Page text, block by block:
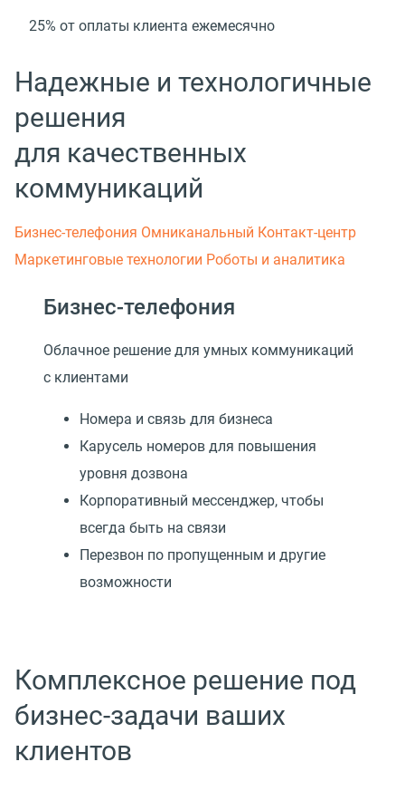
25% от оплаты клиента ежемесячно
Надежные и технологичные
решения
для качественных
коммуникаций
Бизнес-телефония Омниканальный Контакт-центр
Маркетинговые технологии Роботы и аналитика
Бизнес-телефония
Облачное решение для умных коммуникаций
с клиентами
Номера и связь для бизнеса
Карусель номеров для повышения
уровня дозвона
Корпоративный мессенджер, чтобы
всегда быть на связи
Перезвон по пропущенным и другие
возможности
Комплексное решение под
бизнес-задачи ваших
клиентов